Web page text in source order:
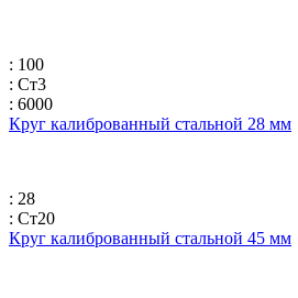
: 100
: Ст3
: 6000
Круг калиброванный стальной 28 мм
: 28
: Ст20
Круг калиброванный стальной 45 мм